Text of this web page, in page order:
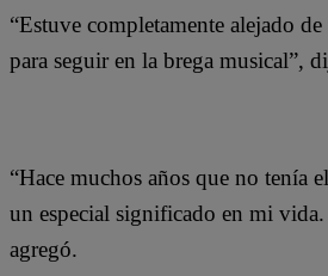
“Estuve completamente alejado
para seguir en la brega musical”,
“Hace muchos años que no tenía
un especial significado en mi
agregó.